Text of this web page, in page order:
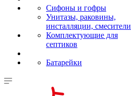
Сифоны и гофры
Унитазы, раковины,
инсталляции, смесители
Комплектующие для
септиков
Батарейки